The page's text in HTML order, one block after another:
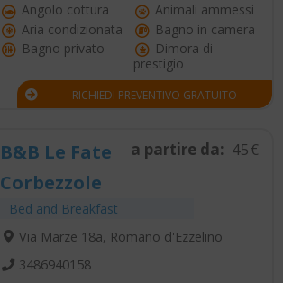
Angolo cottura
Animali ammessi
Aria condizionata
Bagno in camera
Bagno privato
Dimora di
prestigio
RICHIEDI PREVENTIVO GRATUITO
B&B Le Fate
Corbezzole
Bed and Breakfast
a partire da: 45€
Via Marze 18a, Romano d'Ezzelino
3486940158